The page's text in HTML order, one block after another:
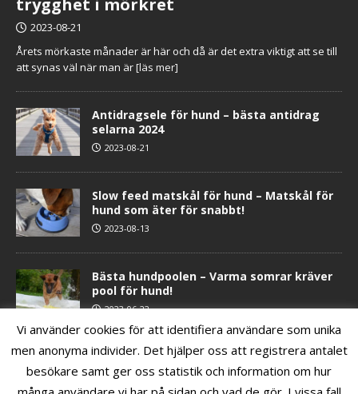
2023-08-21
Årets mörkaste månader är här och då är det extra viktigt att se till
att synas väl när man är[läs mer]
Antidragsele för hund – bästa antidrag
selarna 2024
2023-08-21
Slow feed matskål för hund – Matskål för
hund som äter för snabbt!
2023-08-13
Bästa hundpoolen – Varma somrar kräver
pool för hund!
2023-06-22
Kyldyna & kylväst för hund – Håll hunden
sval i sommar!
2023-06-16
Vi använder cookies för att identifiera användare som unika
men anonyma individer. Det hjälper oss att registrera antalet
besökare samt ger oss statistik och information om hur